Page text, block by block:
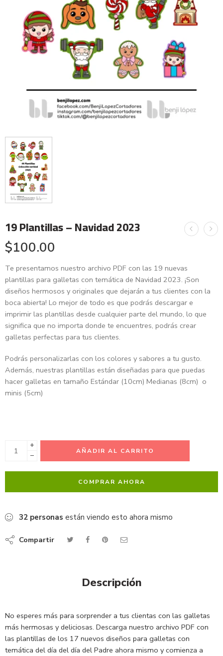
19 Plantillas – Navidad 2023
$100.00
Te presentamos nuestro archivo PDF con las 19 nuevas
plantillas para galletas con temática de Navidad 2023. ¡Son
diseños hermosos y originales que dejarán a tus clientes con la
boca abierta! Lo mejor de todo es que podrás descargar e
imprimir las plantillas desde cualquier parte del mundo, lo que
significa que no importa donde te encuentres, podrás crear
galletas perfectas para tus clientes.
Podrás personalizarlas con los colores y sabores a tu gusto.
Además, nuestras plantillas están diseñadas para que puedas
hacer galletas en tamaño Estándar (10cm) Medianas (8cm) o
minis (5cm)
+
−
AÑADIR AL CARRITO
COMPRAR AHORA
32 personas están viendo esto ahora mismo
Compartir
Descripción
No esperes más para sorprender a tus clientas con las galletas
más hermosas y deliciosas. Descarga nuestro archivo PDF con
las plantillas de los 17 nuevos diseños para galletas con
temática del día del día del Padre ahora mismo y comienza a